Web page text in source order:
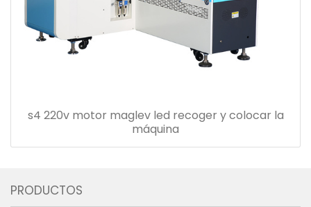
s4 220v motor maglev led recoger y colocar la
máquina
PRODUCTOS